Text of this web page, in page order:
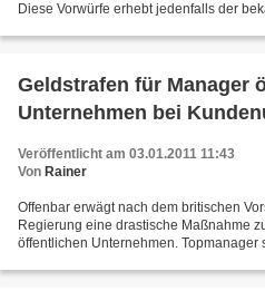
Diese Vorwürfe erhebt jedenfalls der
Geldstrafen für Manager
Unternehmen bei
Veröffentlicht am 03.01.2011 11:43
Von Rainer
Offenbar erwägt nach dem britischen
Regierung eine drastische Maßnahme
öffentlichen Unternehmen. Topmanager